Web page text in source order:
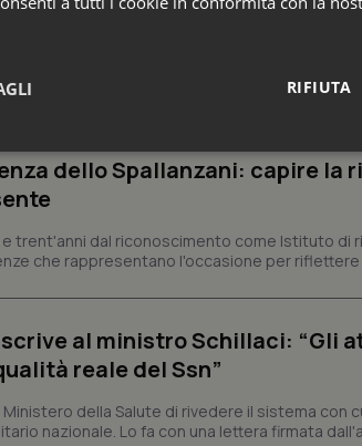
dello Spallanzani: capire la
trent'anni dal riconoscimento come Istituto di
che rappresentano l'occasione per riflettere
al ministro Schillaci: “Gli
reale del Ssn”
della Salute di rivedere il sistema con
nazionale. Lo fa con una lettera firmata
RIFIUTA
Statistici
a rendere fruibile il sito web abilitandone
del sito. Il sito web non è in grado di funzionare
Fornitore / Dominio Scadenza
YouTube
5 mesi 4
Questo